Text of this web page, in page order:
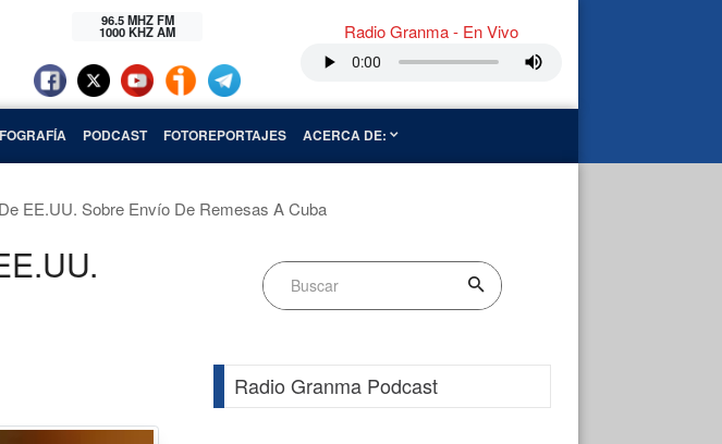
96.5 MHZ FM
1000 KHZ AM Radio Granma - En Vivo
PODCAST FOTOREPORTAJES ACERCA DE:
EE.UU. Sobre Envío De Remesas A Cuba
Radio Granma Podcast